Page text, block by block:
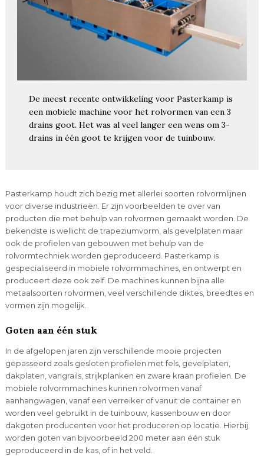
De meest recente ontwikkeling voor Pasterkamp is
een mobiele machine voor het rolvormen van een 3
drains goot. Het was al veel langer een wens om 3-
drains in één goot te krijgen voor de tuinbouw.
Pasterkamp houdt zich bezig met allerlei soorten rolvormlijnen
voor diverse industrieën. Er zijn voorbeelden te over van
producten die met behulp van rolvormen gemaakt worden. De
bekendste is wellicht de trapeziumvorm, als gevelplaten maar
ook de profielen van gebouwen met behulp van de
rolvormtechniek worden geproduceerd. Pasterkamp is
gespecialiseerd in mobiele rolvormmachines, en ontwerpt en
produceert deze ook zelf. De machines kunnen bijna alle
metaalsoorten rolvormen, veel verschillende diktes, breedtes en
vormen zijn mogelijk.
Goten aan één stuk
In de afgelopen jaren zijn verschillende mooie projecten
gepasseerd zoals gesloten profielen met fels, gevelplaten,
dakplaten, vangrails, strijkplanken en zware kraan profielen. De
mobiele rolvormmachines kunnen rolvormen vanaf
aanhangwagen, vanaf een verreiker of vanuit de container en
worden veel gebruikt in de tuinbouw, kassenbouw en door
dakgoten producenten voor het produceren op locatie. Hierbij
worden goten van bijvoorbeeld 200 meter aan één stuk
geproduceerd in de kas, of in het veld.